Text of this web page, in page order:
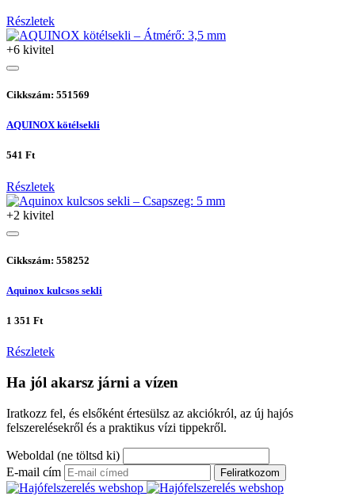
Részletek
+6 kivitel
Cikkszám: 551569
AQUINOX kötélsekli
541 Ft
Részletek
+2 kivitel
Cikkszám: 558252
Aquinox kulcsos sekli
1 351 Ft
Részletek
Ha jól akarsz járni a vízen
Iratkozz fel, és elsőként értesülsz az akciókról, az új hajós
felszerelésekről és a praktikus vízi tippekről.
Weboldal (ne töltsd ki)
E-mail cím
Feliratkozom